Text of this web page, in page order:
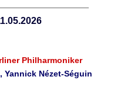
Philharmoniker
Nézet-Séguin